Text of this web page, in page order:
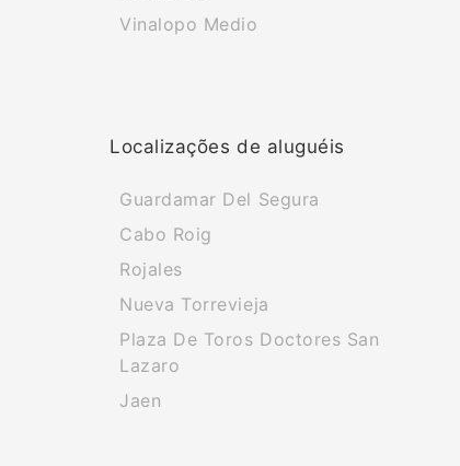
Vinalopo Medio
Localizações de aluguéis
Guardamar Del Segura
Cabo Roig
Rojales
Nueva Torrevieja
Plaza De Toros Doctores San
Lazaro
Jaen